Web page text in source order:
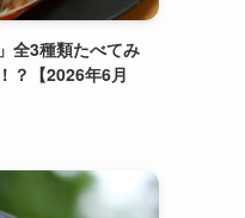
全3種類たべてみ
？【2026年6月